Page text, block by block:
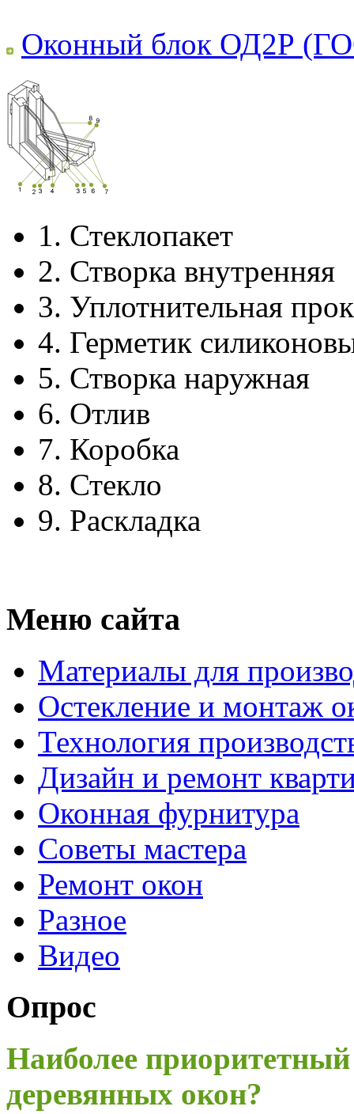
Оконный блок ОД2Р
1. Стеклопакет
2. Створка внутренняя
3. Уплотнительная
4. Герметик
5. Створка наружная
6. Отлив
7. Коробка
8. Стекло
9. Раскладка
Меню сайта
Материалы для
Остекление и монтаж
Технология
Дизайн и ремонт
Оконная фурнитура
Советы мастера
Ремонт окон
Разное
Видео
Опрос
Наиболее
деревянных окон?